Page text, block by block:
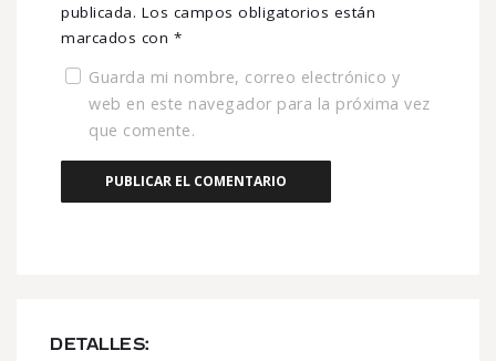
DETALLES:
publicada. Los campos obligatorios están
marcados con *
Guarda mi nombre, correo electrónico y
web en este navegador para la próxima vez
que comente.